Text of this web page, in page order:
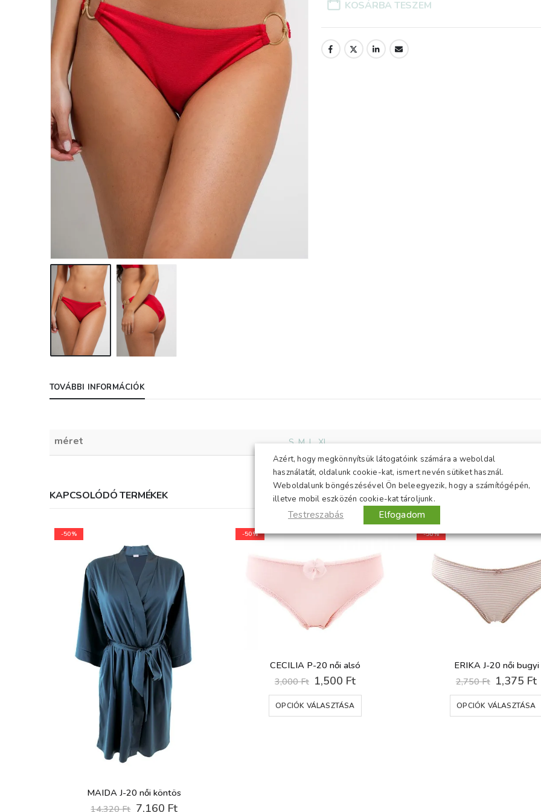
KOSÁRBA TESZEM
TOVÁBBI INFORMÁCIÓK
méret S,M,L,XL
hirtelen ennyit tudtam
elővenni! :)
Egy csodás nyári
bikinire, vagy kettőre,
vagy háromra vágyom
még tőletek, ha az elsőt
megnyerném az csodás
lenne, ha nem akkor
meg úgyis megveszem
magamnak! :) :) :) Ennyi
jár nekem, és bevallom
függő lettem!
Köszönöm Nektek a
csodás fehérneműket,
hogy ilyen szuper
minőséget képviseltek,
jó munkát kívánok! Csak
így tovább Bonatti! :)
nem tudom magamban
tartani, hogy mennyire
meglepődtem a
csomagoláson, amiben a
vásárolt termék
megérkezett.
Gyermekkorom óta
(pedig nem mostanában
volt..) nem találkoztam
ilyen gondossággal
becsomagolt, spárgával
összekötött, kézzel
megcímzett dobozzal.
Akkor is inkább a
nagyszüleim vették a
fáradságot és az
igényességet, hogy a
küldemény tökéletes
elégedett vásárló
KAPCSOLÓDÓ TERMÉKEK
-50%
MAIDA J-20 női köntös
14,320Ft Original
7,160 FtCurrent
-50%
CECILIA P-20 női alsó
3,000Ft Original
price
was:
3,000 Ft.
1,500 FtCurrent
price
1,500 Ft.
OPCIÓK VÁLASZTÁSA
Ennek a terméknek több variációja van. A változatok a termékoldalon választhatók ki
-50%
ERIKA J-20 női bugyi
2,750Ft Original
price
was:
2,750 Ft.
1,375 Ft
OPCIÓK VÁLASZTÁSA
Azért, hogy megkönnyítsük látogatóink számára a weboldal
használatát, oldalunk cookie-kat, ismert nevén sütiket használ.
Weboldalunk böngészésével Ön beleegyezik, hogy a számítógépén,
illetve mobil eszközén cookie-kat tároljunk.
Testreszabás Elfogadom